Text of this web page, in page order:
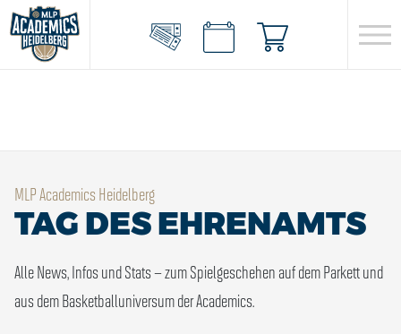
MLP Academics Heidelberg
TAG DES EHRENAMTS
Alle News, Infos und Stats – zum Spielgeschehen auf dem Parkett und
aus dem Basketballuniversum der Academics.